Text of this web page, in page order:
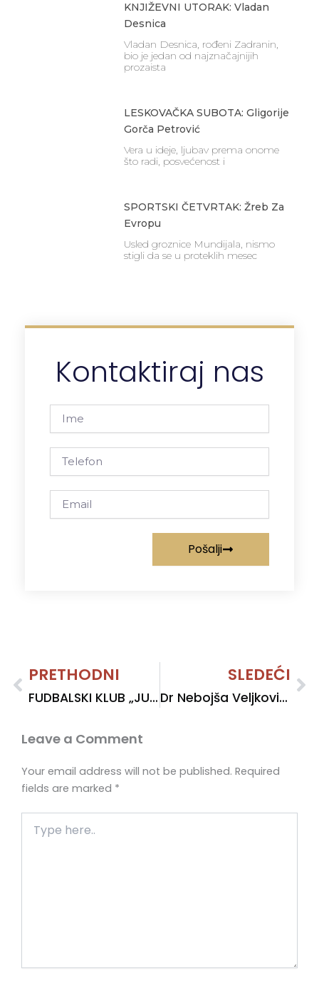
KNJIŽEVNI UTORAK: Vladan
Desnica
Vladan Desnica, rođeni Zadranin,
bio je jedan od najznačajnijih
prozaista
LESKOVAČKA SUBOTA: Gligorije
Gorča Petrović
Vera u ideje, ljubav prema onome
što radi, posvećenost i
SPORTSKI ČETVRTAK: Žreb Za
Evropu
Usled groznice Mundijala, nismo
stigli da se u proteklih mesec
Kontaktiraj nas
Pošalji
Prev
PRETHODNI
FUDBALSKI KLUB „JUGOSLAVIJA“
SLEDEĆI
Dr Nebojša Veljković: PRIČA O DRUŠTVENOM ANGAŽOVANJU ROCK’N’ROLL MUZIKE
Leave a Comment
Your email address will not be published. Required
fields are marked *
here..